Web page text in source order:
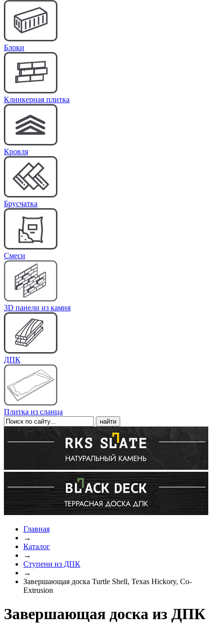
Блоки
Клинкерная плитка
Кровля
Брусчатка
Cмеси
3D панели из камня
ДПК
Плитка из сланца
Главная
→
Каталог
→
Ступени из ДПК
→
Завершающая доска Turtle Shell, Texas Hickory, Co-
Extrusion
Завершающая доска из ДПК